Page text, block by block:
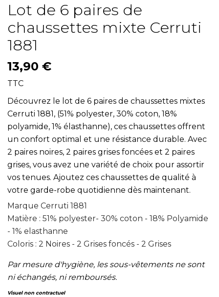
Lot de 6 paires de
chaussettes mixte Cerruti
1881
13,90 €
TTC
Découvrez le lot de 6 paires de chaussettes mixtes
Cerruti 1881, (51% polyester, 30% coton, 18%
polyamide, 1% élasthanne), ces chaussettes offrent
un confort optimal et une résistance durable. Avec
2 paires noires, 2 paires grises foncées et 2 paires
grises, vous avez une variété de choix pour assortir
vos tenues. Ajoutez ces chaussettes de qualité à
votre garde-robe quotidienne dès maintenant.
Marque Cerruti 1881
Matière : 51% polyester- 30% coton - 18% Polyamide
- 1% elasthanne
Coloris : 2 Noires - 2 Grises foncés - 2 Grises
Par mesure d'hygiène, les sous-vêtements ne sont
ni échangés, ni remboursés.
Visuel non contractuel